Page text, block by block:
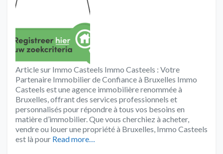
Article sur Immo Casteels Immo Casteels : Votre
Partenaire Immobilier de Confiance à Bruxelles Immo
Casteels est une agence immobilière renommée à
Bruxelles, offrant des services professionnels et
personnalisés pour répondre à tous vos besoins en
matière d’immobilier. Que vous cherchiez à acheter,
vendre ou louer une propriété à Bruxelles, Immo Casteels
est là pour Read more…